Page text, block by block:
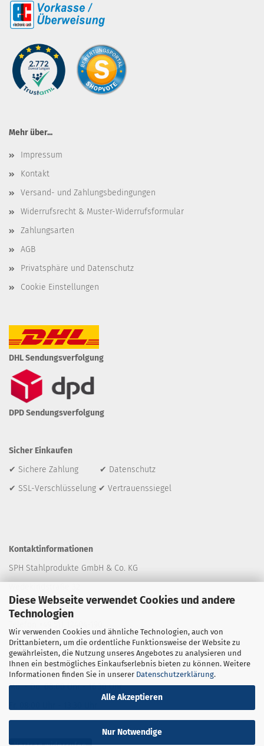
Diese Webseite verwendet Cookies und andere
Technologien
Wir verwenden Cookies und ähnliche Technologien, auch von
Drittanbietern, um die ordentliche Funktionsweise der Website zu
gewährleisten, die Nutzung unseres Angebotes zu analysieren und
Ihnen ein bestmögliches Einkaufserlebnis bieten zu können. Weitere
Informationen finden Sie in unserer Datenschutzerklärung.
Alle Akzeptieren
Nur Notwendige
Mehr über...
Impressum
Kontakt
Versand- und Zahlungsbedingungen
Widerrufsrecht & Muster-Widerrufsformular
Zahlungsarten
AGB
Privatsphäre und Datenschutz
Cookie Einstellungen
DHL Sendungsverfolgung
DPD Sendungsverfolgung
Sicher Einkaufen
✔ Sichere Zahlung ✔ Datenschutz
✔ SSL-Verschlüsselung ✔ Vertrauenssiegel
Kontaktinformationen
SPH Stahlprodukte GmbH & Co. KG
30161 Hannover
E-Mail: shop@stahlprodukte.com
Öffnungszeiten
Mo. - Do. 08:00 Uhr - 16:30 Uhr